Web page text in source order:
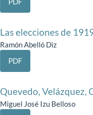
Las elecciones de
Ramón Abelló Diz
PDF
Quevedo, Velázquez,
Miguel José Izu Belloso